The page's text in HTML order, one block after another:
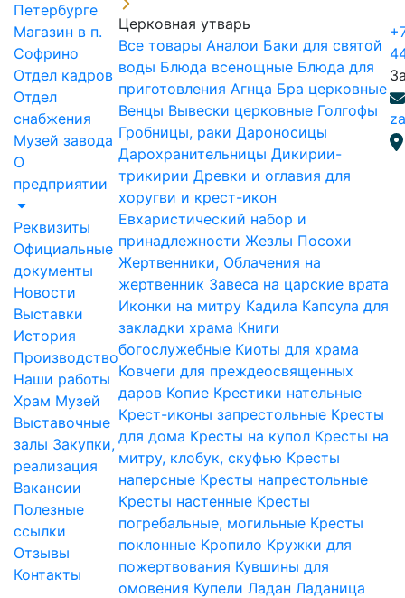
Петербурге
Магазин в п.
Софрино
Отдел кадров
Отдел
снабжения
Музей завода
О
предприятии
Реквизиты
Официальные
документы
Новости
Выставки
История
Производство
Наши работы
Храм Музей
Выставочные
залы Закупки,
реализация
Вакансии
Полезные
ссылки
Отзывы
Контакты
Церковная утварь
Все товары Аналои Баки для святой
воды Блюда всенощные Блюда для
приготовления Агнца Бра церковные
Венцы Вывески церковные Голгофы
Гробницы, раки Дароносицы
Дарохранительницы Дикирии-
трикирии Древки и оглавия для
хоругви и крест-икон
Евхаристический набор и
принадлежности Жезлы Посохи
Жертвенники, Облачения на
жертвенник Завеса на царские врата
Иконки на митру Кадила Капсула для
закладки храма Книги
богослужебные Киоты для храма
Ковчеги для преждеосвященных
даров Копие Крестики нательные
Крест-иконы запрестольные Кресты
для дома Кресты на купол Кресты на
митру, клобук, скуфью Кресты
наперсные Кресты напрестольные
Кресты настенные Кресты
погребальные, могильные Кресты
поклонные Кропило Кружки для
пожертвования Кувшины для
омовения Купели Ладан Ладаница